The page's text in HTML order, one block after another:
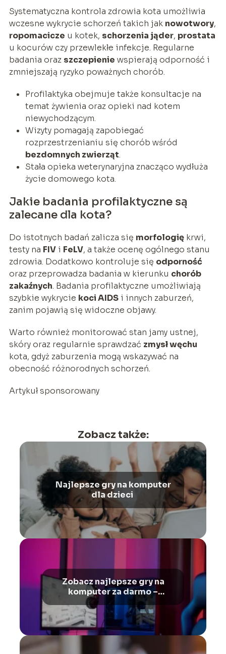
Systematyczna kontrola zdrowia kota umożliwia
wczesne wykrycie schorzeń takich jak nowotwory,
ropomacicze u kotek, schorzenia jąder, prostata
u kocurów czy przewlekłe infekcje. Regularne
badania oraz szczepienie wspierają odporność i
zmniejszają ryzyko poważnych chorób.
Profilaktyka obejmuje także konsultacje na
temat żywienia oraz opieki nad kotem
niewychodzącym.
Wizyty pomagają zapobiegać
rozprzestrzenianiu się chorób wśród
bezdomnych zwierząt.
Stała opieka weterynaryjna znacząco wydłuża
życie domowego kota.
Jakie badania profilaktyczne są
zalecane dla kota?
Do istotnych badań zalicza się morfologiękrwi,
testy na FIVi FeLV, a także ocenę ogólnego stanu
zdrowia. Dodatkowo kontroluje się odporność
oraz przeprowadza badania w kierunku chorób
zakaźnych. Badania profilaktyczne umożliwiają
szybkie wykrycie koci AIDSi innych zaburzeń,
zanim pojawią się widoczne objawy.
Warto również monitorować stan jamy ustnej,
skóry oraz regularnie sprawdzać zmysł węchu
kota, gdyż zaburzenia mogą wskazywać na
obecność różnorodnych schorzeń.
Artykuł sponsorowany
Zobacz także:
Najlepsze gry na komputer
dla dzieci
Zobacz najlepsze gry na
komputer za darmo –
Ranking gier na PC